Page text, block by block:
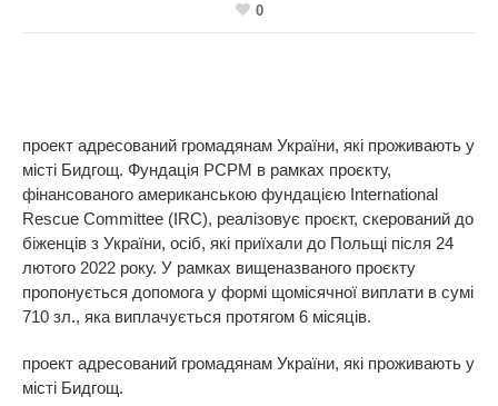
0
проект адресований громадянам України, які проживають у
місті Бидгощ. Фундація PCPM в рамках проєкту,
фінансованого американською фундацією International
Rescue Committee (IRC), реалізовує проєкт, скерований до
біженців з України, осіб, які приїхали до Польщі після 24
лютого 2022 року. У рамках вищеназваного проєкту
пропонується допомога у формі щомісячної виплати в сумі
710 зл., яка виплачується протягом 6 місяців.
проект адресований громадянам України, які проживають у
місті Бидгощ.